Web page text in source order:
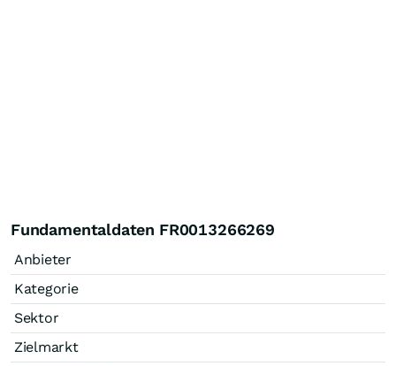
Fundamentaldaten FR0013266269
Anbieter
Kategorie
Sektor
Zielmarkt